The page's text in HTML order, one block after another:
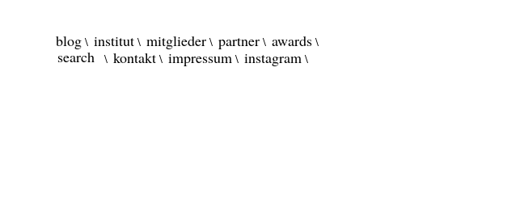
blog institut mitglieder partner awards
\ kontakt impressum instagram